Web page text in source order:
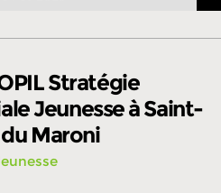
Stratégie
Jeunesse à Saint-
Maroni